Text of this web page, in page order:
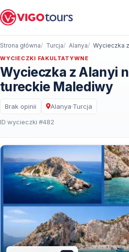
Strona główna Turcja Alanya
WYCIECZKI FAKULTATYWNE
Wycieczka z Alanyi
tureckie Malediwy
Brak opinii Alanya·Turcja
ID wycieczki #482